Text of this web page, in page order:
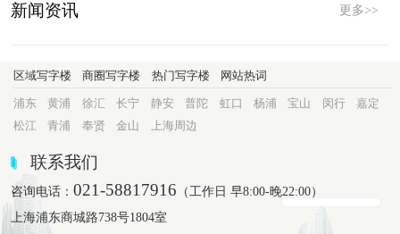
新闻资讯 更多>>
区域写字楼 商圈写字楼 热门写字楼 网站热词
浦东 黄浦 徐汇 长宁 静安 普陀 虹口 杨浦 宝山 闵行
嘉定
松江
青浦 奉贤 金山 上海周边
联系我们
咨询电话：021-58817916 （工作日 早8:00-晚22:00）
上海浦东商城路738号1804室